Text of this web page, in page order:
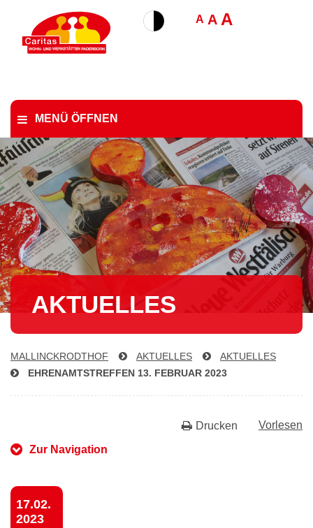
A A A
MENÜ ÖFFNEN
AKTUELLES
MAL­LINCK­RODTHOF AKTUELLES
AKTUELLES
EH­REN­AMTS­TREF­FEN 13. FEBRUAR 2023
Vorlesen
Drucken
Zur Navigation
17.02.
2023